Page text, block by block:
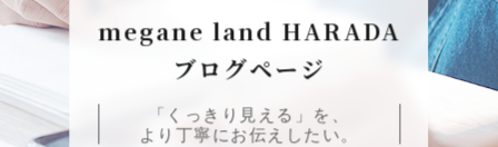
megane land HARADA
ブログページ
「くっきり見える」を、
より丁寧にお伝えしたい。